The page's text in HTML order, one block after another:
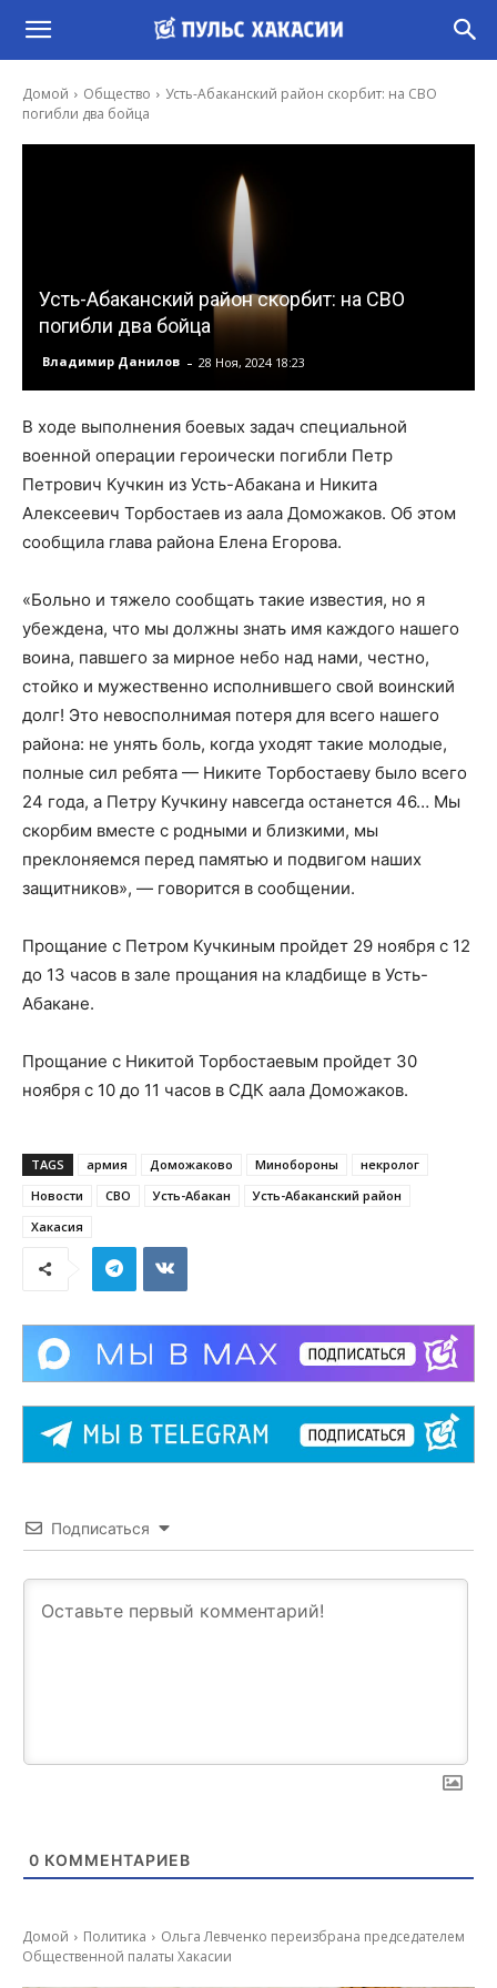
Домой Общество
Усть-Абаканский район скорбит: на СВО
погибли два бойца
Усть-Абаканский район скорбит: на СВО
погибли два бойца
Владимир Данилов - 28 Ноя, 2024 18:23
В ходе выполнения боевых задач специальной
военной операции героически погибли Петр
Петрович Кучкин из Усть-Абакана и Никита
Алексеевич Торбостаев из аала Доможаков. Об этом
сообщила глава района Елена Егорова.
«Больно и тяжело сообщать такие известия, но я
убеждена, что мы должны знать имя каждого нашего
воина, павшего за мирное небо над нами, честно,
стойко и мужественно исполнившего свой воинский
долг! Это невосполнимая потеря для всего нашего
района: не унять боль, когда уходят такие молодые,
полные сил ребята — Никите Торбостаеву было всего
24 года, а Петру Кучкину навсегда останется 46… Мы
скорбим вместе с родными и близкими, мы
преклоняемся перед памятью и подвигом наших
защитников», — говорится в сообщении.
Прощание с Петром Кучкиным пройдет 29 ноября с 12
до 13 часов в зале прощания на кладбище в Усть-
Абакане.
Прощание с Никитой Торбостаевым пройдет 30
ноября с 10 до 11 часов в СДК аала Доможаков.
TAGS армия Доможаково Минобороны
некролог
Новости
СВО Усть-Абакан
Усть-Абаканский район
Хакасия
Подписаться
0 КОММЕНТАРИЕВ